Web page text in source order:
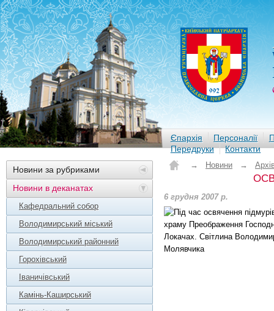
Єпархія Персоналії
Передруки
Контакти
Новини за рубриками
Новини в деканатах
Кафедральний собор
Володимирський міський
Володимирський районний
Горохівський
Іваничівський
Камінь-Каширський
→ Новини →
6 грудня 2007 р.